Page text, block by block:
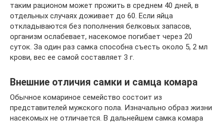
таким рационом может прожить в среднем 40 дней, в
отдельных случаях доживает до 60. Если яйца
откладываются без пополнения белковых запасов,
организм ослабевает, насекомое погибает через 20
суток. За один раз самка способна съесть около 5, 2 мл
крови, вес ее самой составляет 3 г.
Внешние отличия самки и самца комара
Обычное комариное семейство состоит из
представителей мужского пола. Изначально образ жизни
насекомых не отличается. В дальнейшем самка комара